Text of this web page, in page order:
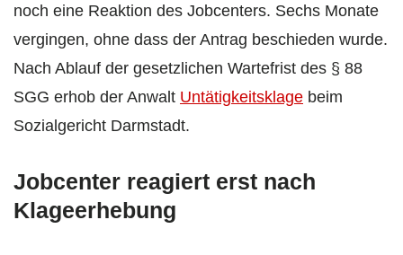
noch eine Reaktion des Jobcenters. Sechs Monate
vergingen, ohne dass der Antrag beschieden wurde.
Nach Ablauf der gesetzlichen Wartefrist des § 88
SGG erhob der Anwalt Untätigkeitsklage beim
Sozialgericht Darmstadt.
Jobcenter reagiert erst nach
Klageerhebung